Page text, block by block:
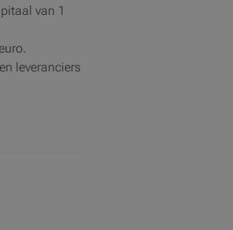
van 1
leveranciers